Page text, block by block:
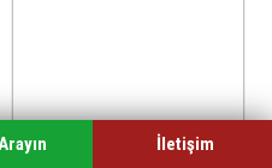
İletişim